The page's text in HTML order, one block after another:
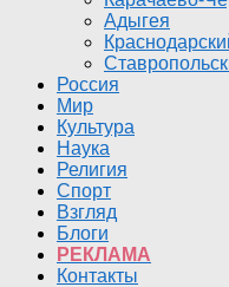
Адыгея
Россия
Мир
Культура
Наука
Религия
Спорт
Взгляд
Блоги
РЕКЛАМА
Контакты